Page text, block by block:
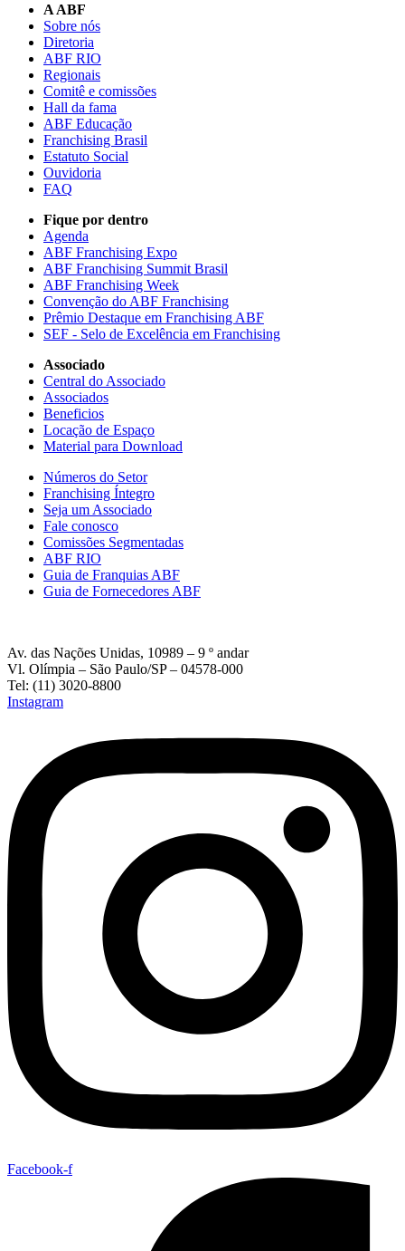
A ABF
Sobre nós
Diretoria
ABF RIO
Regionais
Comitê e comissões
Hall da fama
ABF Educação
Franchising Brasil
Estatuto Social
Ouvidoria
FAQ
Fique por dentro
Agenda
ABF Franchising Expo
ABF Franchising Summit Brasil
ABF Franchising Week
Convenção do ABF Franchising
Prêmio Destaque em Franchising ABF
SEF - Selo de Excelência em Franchising
Associado
Central do Associado
Associados
Beneficios
Locação de Espaço
Material para Download
Números do Setor
Franchising Íntegro
Seja um Associado
Fale conosco
Comissões Segmentadas
ABF RIO
Guia de Franquias ABF
Guia de Fornecedores ABF
Av. das Nações Unidas, 10989 – 9 º andar
Vl. Olímpia – São Paulo/SP – 04578-000
Tel: (11) 3020-8800
Instagram
Facebook-f